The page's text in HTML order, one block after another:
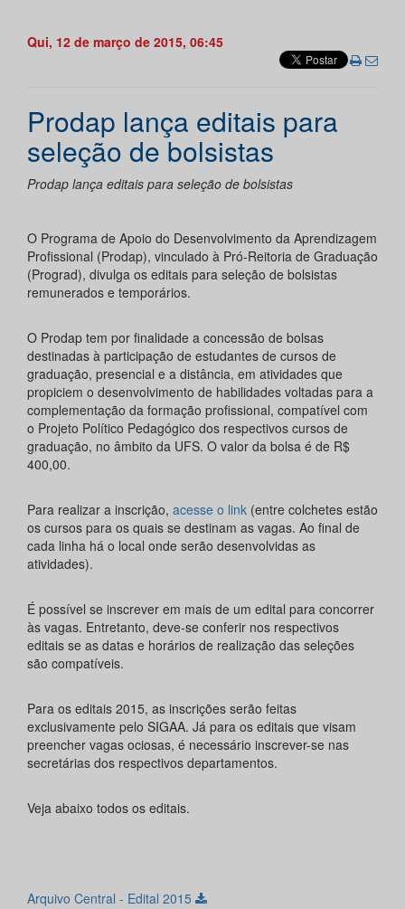
Qui, 12 de março de 2015, 06:45
Prodap lança editais para
seleção de bolsistas
Prodap lança editais para seleção de bolsistas
O Programa de Apoio do Desenvolvimento da Aprendizagem
Profissional (Prodap), vinculado à Pró-Reitoria de Graduação
(Prograd), divulga os editais para seleção de bolsistas
remunerados e temporários.
O Prodap tem por finalidade a concessão de bolsas
destinadas à participação de estudantes de cursos de
graduação, presencial e a distância, em atividades que
propiciem o desenvolvimento de habilidades voltadas para a
complementação da formação profissional, compatível com
o Projeto Político Pedagógico dos respectivos cursos de
graduação, no âmbito da UFS. O valor da bolsa é de R$
400,00.
Para realizar a inscrição, acesse o link (entre colchetes estão
os cursos para os quais se destinam as vagas. Ao final de
cada linha há o local onde serão desenvolvidas as
atividades).
É possível se inscrever em mais de um edital para concorrer
às vagas. Entretanto, deve-se conferir nos respectivos
editais se as datas e horários de realização das seleções
são compatíveis.
Para os editais 2015, as inscrições serão feitas
exclusivamente pelo SIGAA. Já para os editais que visam
preencher vagas ociosas, é necessário inscrever-se nas
secretárias dos respectivos departamentos.
Veja abaixo todos os editais.
Arquivo Central - Edital 2015